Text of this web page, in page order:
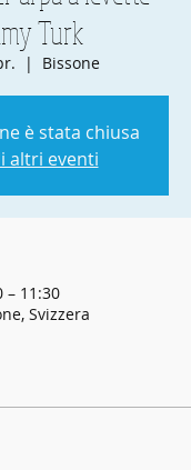
Turk
  |
Bissone
è stata chiusa
altri eventi
– 11:30
Svizzera